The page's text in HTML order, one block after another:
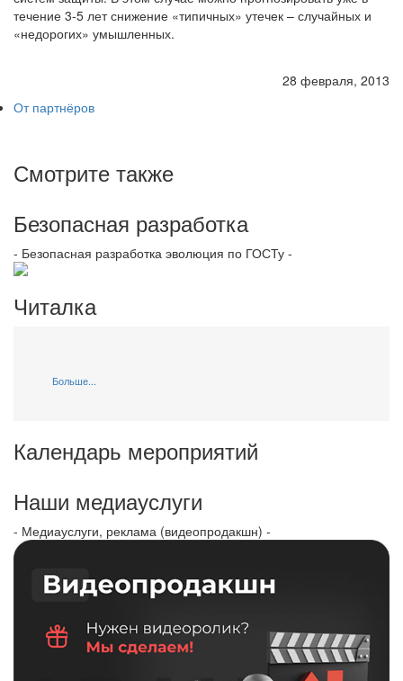
течение 3-5 лет снижение «типичных» утечек – случайных и
«недорогих» умышленных.
28 февраля, 2013
От партнёров
Смотрите также
Безопасная разработка
- Безопасная разработка эволюция по ГОСТу -
Читалка
Больше...
Календарь мероприятий
Наши медиауслуги
- Медиауслуги, реклама (видеопродакшн) -